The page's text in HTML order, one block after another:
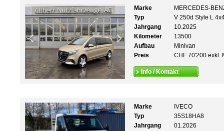
Marke
MERCEDES-
Typ
V 250d Style L
Jahrgang
10.2025
Kilometer
13500
Aufbau
Minivan
Preis
CHF 70'200 exkl.
Info / Kontakt
Marke
IVECO
Typ
35S18HA8
Jahrgang
01.2026